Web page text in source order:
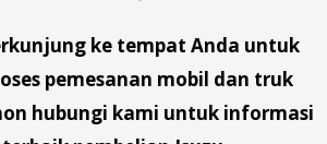
ke tempat Anda untuk
pemesanan mobil dan truk
hubungi kami untuk informasi